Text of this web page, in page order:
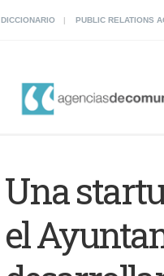
DICCIONARIO PUBLIC RELATIONS
Una
el